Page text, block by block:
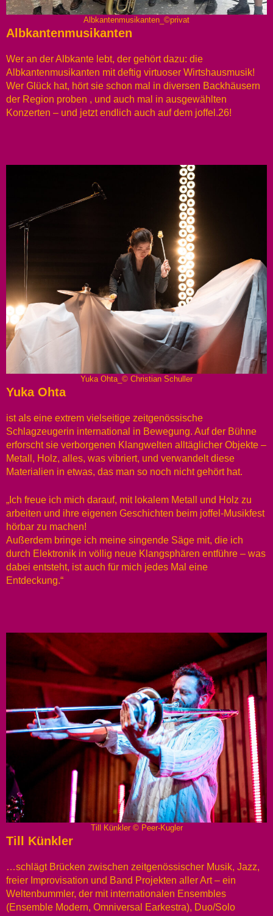
Albkantenmusikanten_©privat
Albkantenmusikanten
Wer an der Albkante lebt, der gehört dazu: die
Albkantenmusikanten mit deftig virtuoser Wirtshausmusik!
Wer Glück hat, hört sie schon mal in diversen Backhäusern
der Region proben , und auch mal in ausgewählten
Konzerten – und jetzt endlich auch auf dem joffel.26!
Yuka Ohta_© Christian Schuller
Yuka Ohta
ist als eine extrem vielseitige zeitgenössische
Schlagzeugerin international in Bewegung. Auf der Bühne
erforscht sie verborgenen Klangwelten alltäglicher Objekte –
Metall, Holz, alles, was vibriert, und verwandelt diese
Materialien in etwas, das man so noch nicht gehört hat.
„Ich freue ich mich darauf, mit lokalem Metall und Holz zu
arbeiten und ihre eigenen Geschichten beim joffel-Musikfest
hörbar zu machen!
Außerdem bringe ich meine singende Säge mit, die ich
durch Elektronik in völlig neue Klangsphären entführe – was
dabei entsteht, ist auch für mich jedes Mal eine
Entdeckung.“
Till Künkler © Peer-Kugler
Till Künkler
…schlägt Brücken zwischen zeitgenössischer Musik, Jazz,
freier Improvisation und Band Projekten aller Art – ein
Weltenbummler, der mit internationalen Ensembles
(Ensemble Modern, Omniversal Earkestra), Duo/Solo